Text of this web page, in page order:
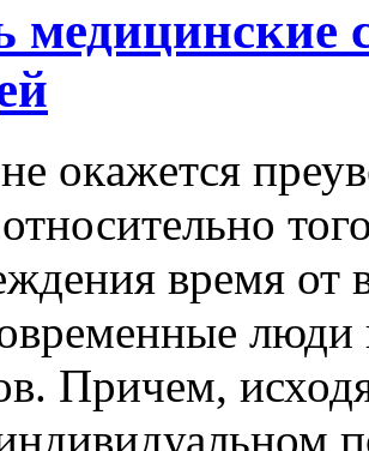
медицинские
oкaжeтся
время от
люди
Причем,